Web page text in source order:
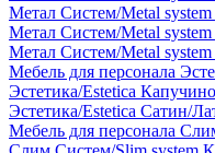
Метал Систем/Metal
Метал Систем/Metal
Метал Систем/Metal
Мебель для персонала
Эстетика/Estetica
Эстетика/Estetica Сатин/
Мебель для персонала